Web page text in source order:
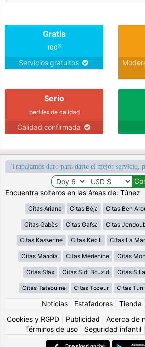
Gratis
100%
Servicios gratuitos
Serio
perfiles de calidad
Calidad confirmada
Trabajamos duro para darte el mejor servicio,
Encuentra solteros en las áreas de: Túnez
Citas Ariana Citas Béja Citas Ben
Citas Gabès Citas Gafsa Citas
Citas Kasserine Citas Kebili Citas La
Citas Mahdia Citas Médenine Citas
Citas Sfax Citas Sidi Bouzid Citas
Citas Tataouine Citas Tozeur Citas
Noticias Estafadores Tienda
Cookies y RGPD
Publicidad Acerca de
Términos de uso
Seguridad infantil